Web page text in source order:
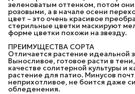
зеленоватым оттенком, потом
розовыми, а в начале осени
цвет – это очень красивое
стерильные цветки маскируют
форме цветки похожи на звезду.
ПРЕИМУЩЕСТВА СОРТА
Отличается растение идеальной
Выносливое, готовое расти в
качестве солитерной культуры и
растение для патио. Минусов
неприхотливое, не боится даже
обледенения.